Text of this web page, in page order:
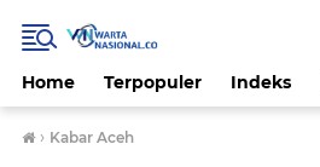
Home Terpopuler Indeks
› Kabar Aceh